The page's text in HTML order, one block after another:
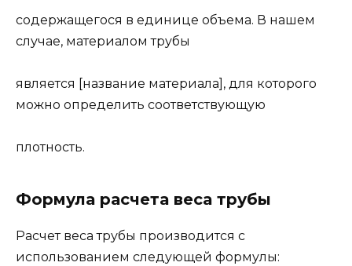
содержащегося в единице объема. В нашем
случае, материалом трубы
является [название материала], для которого
можно определить соответствующую
плотность.
Формула расчета веса трубы
Расчет веса трубы производится с
использованием следующей формулы: